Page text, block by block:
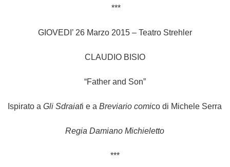
***
GIOVEDI’ 26 Marzo 2015 – Teatro Strehler
CLAUDIO BISIO
“Father and Son”
Ispirato aGli Sdraiati e aBreviario comico di Michele Serra
Regia Damiano Michieletto
***